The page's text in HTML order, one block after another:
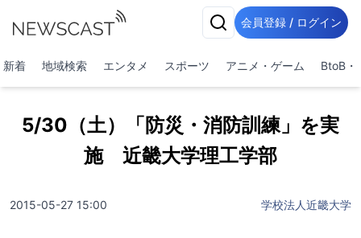
会員登録 / ログイン
新着 地域検索 エンタメ スポーツ アニメ・ゲーム BtoB・
5/30（土）「防災・消防訓練」を実
施 近畿大学理工学部
2015-05-27 15:00 学校法人近畿大学